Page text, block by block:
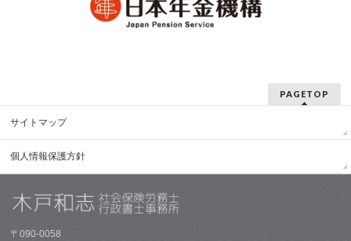
PAGETOP
サイトマップ
個人情報保護方針
〒090-0058